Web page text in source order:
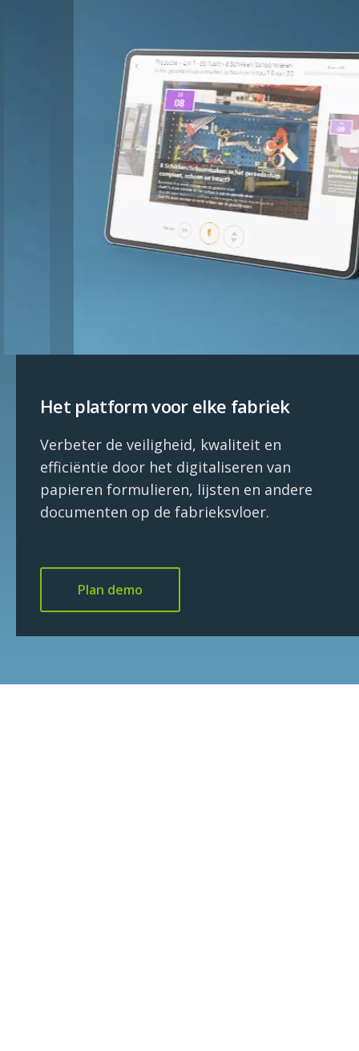
Het platform voor elke fabriek
Verbeter de veiligheid, kwaliteit en
efficiëntie door het digitaliseren van
papieren formulieren, lijsten en andere
documenten op de fabrieksvloer.
Plan demo